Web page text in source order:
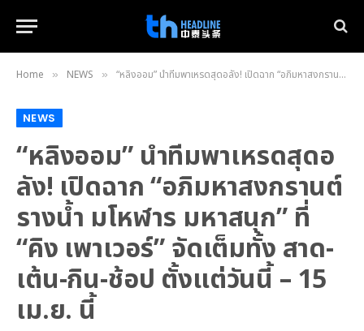
Home » NEWS » “หลิงออม” นำทีมพาเหรดสุดอลัง! เปิดฉาก “อภิมหาสงกรานต์รางน้ำ มโหฬาร มหาสนุก” ที่ “คิง เพาเวอร์” จัดเต็มทั้ง สาด-เต้น-กิน-ช้อป ตั้งแต่วันนี้ – 15 เม.ย. นี้
NEWS
“หลิงออม” นำทีมพาเหรดสุดอ
ลัง! เปิดฉาก “อภิมหาสงกรานต์
รางน้ำ มโหฬาร มหาสนุก” ที่
“คิง เพาเวอร์” จัดเต็มทั้ง สาด-
เต้น-กิน-ช้อป ตั้งแต่วันนี้ – 15
เม.ย. นี้